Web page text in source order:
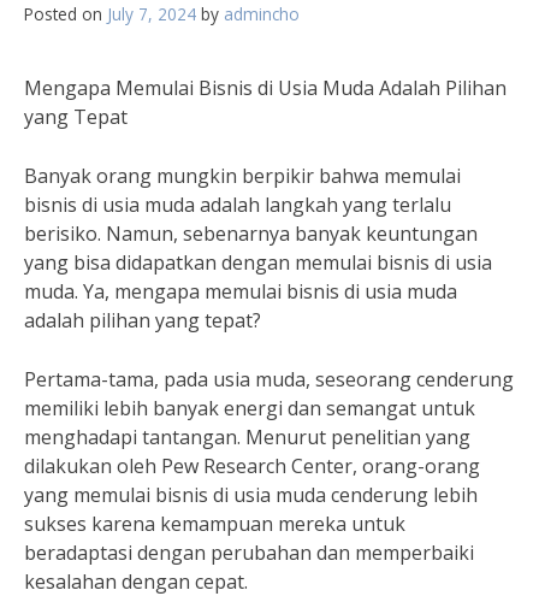
Posted on July 7, 2024 by admincho
Mengapa Memulai Bisnis di Usia Muda Adalah Pilihan
yang Tepat
Banyak orang mungkin berpikir bahwa memulai
bisnis di usia muda adalah langkah yang terlalu
berisiko. Namun, sebenarnya banyak keuntungan
yang bisa didapatkan dengan memulai bisnis di usia
muda. Ya, mengapa memulai bisnis di usia muda
adalah pilihan yang tepat?
Pertama-tama, pada usia muda, seseorang cenderung
memiliki lebih banyak energi dan semangat untuk
menghadapi tantangan. Menurut penelitian yang
dilakukan oleh Pew Research Center, orang-orang
yang memulai bisnis di usia muda cenderung lebih
sukses karena kemampuan mereka untuk
beradaptasi dengan perubahan dan memperbaiki
kesalahan dengan cepat.